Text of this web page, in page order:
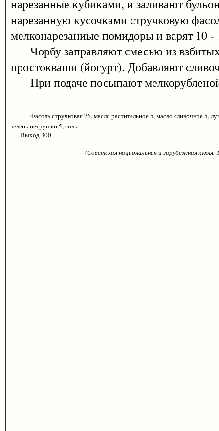
нарезанные кубиками, и заливают
нарезанную кусочками стручковую
мелконарезаниые помидоры и варят 10
Чорбу заправляют смесью из
простокваши (йогурт). Добавляют
При подаче посыпают
Фасоль стручковая 76, масло растительное 5, масло сливочное 5,
зелень петрушки 5, соль.
Выход 300.
(Советская национальная и зарубежная